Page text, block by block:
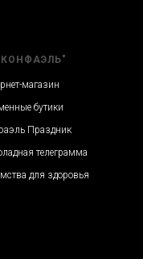
магазин
бутики
Праздник
телеграмма
для здоровья